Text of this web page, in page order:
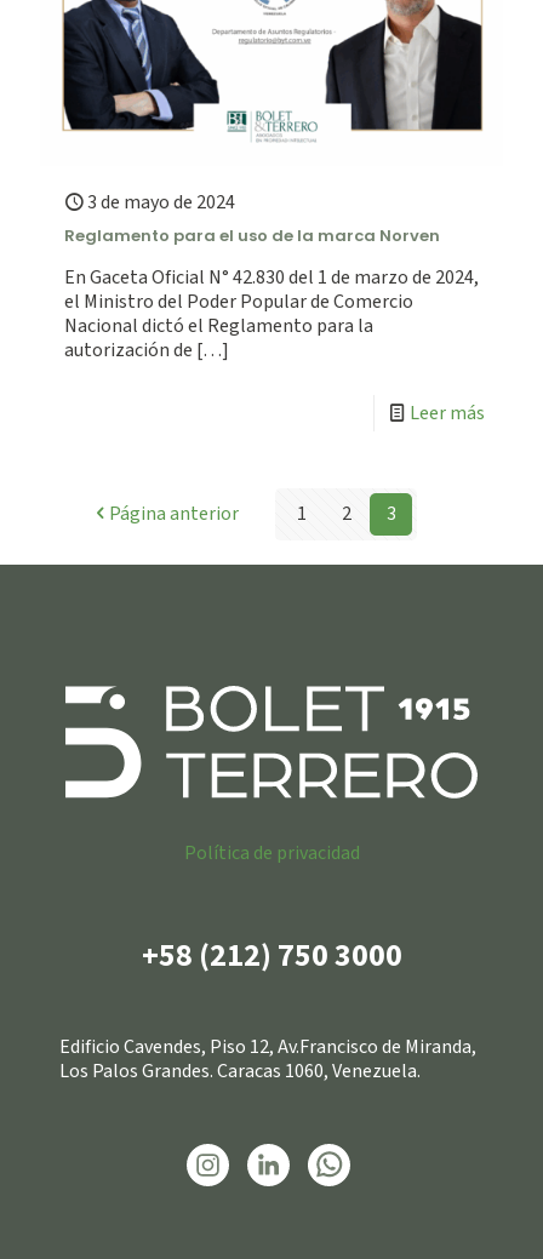
3 de mayo de 2024
Reglamento para el uso de la marca Norven
En Gaceta Oficial N° 42.830 del 1 de marzo de 2024,
el Ministro del Poder Popular de Comercio
Nacional dictó el Reglamento para la
autorización de […]
Leer más
Página anterior 1 2 3
Política de privacidad
+58 (212) 750 3000
Edificio Cavendes, Piso 12, Av.Francisco de Miranda,
Los Palos Grandes. Caracas 1060, Venezuela.